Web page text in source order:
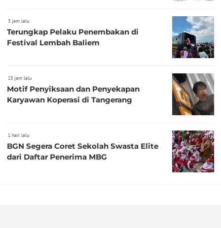
3 jam lalu
Terungkap Pelaku Penembakan di
Festival Lembah Baliem
13 jam lalu
Motif Penyiksaan dan Penyekapan
Karyawan Koperasi di Tangerang
1 hari lalu
BGN Segera Coret Sekolah Swasta Elite
dari Daftar Penerima MBG